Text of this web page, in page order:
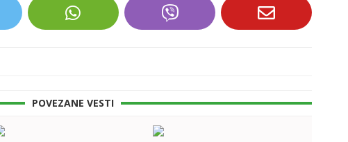
POVEZANE VESTI